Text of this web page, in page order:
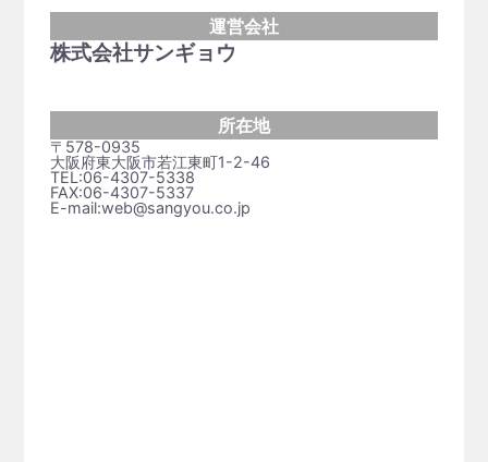
運営会社
株式会社サンギョウ
所在地
〒578-0935
大阪府東大阪市若江東町1-2-46
TEL:06-4307-5338
FAX:06-4307-5337
E-mail:web@sangyou.co.jp